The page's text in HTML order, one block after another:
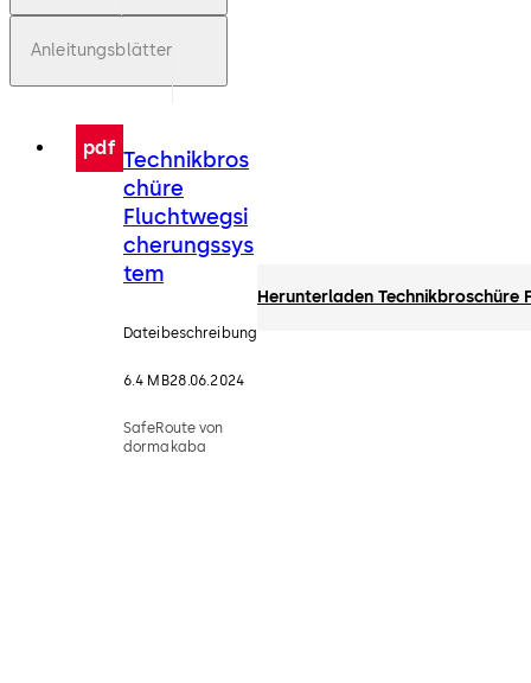
Anleitungsblätter
pdf Technikbros
chüre
Fluchtwegsi
cherungssys
tem
Dateibeschreibung
6.4 MB28.06.2024
SafeRoute von
dormakaba
Herunterladen Technikbroschüre